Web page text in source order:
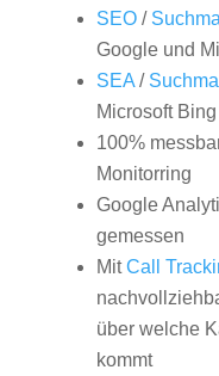
SEO/
Google und
SEA/
Microsoft Bing
100%
Monitorring
Google
gemessen
MitCall
über welche
kommt